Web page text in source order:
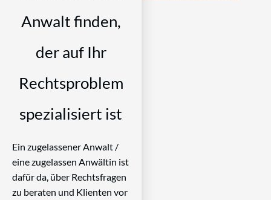
Anwalt finden,
der auf Ihr
Rechtsproblem
spezialisiert ist
Ein zugelassener Anwalt /
eine zugelassen Anwältin ist
dafür da, über Rechtsfragen
zu beraten und Klienten vor